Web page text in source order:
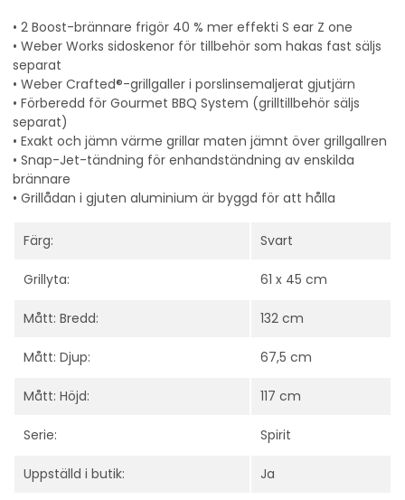
• 2 Boost-brännare frigör 40 % mer effekti S ear Z one
• Weber Works sidoskenor för tillbehör som hakas fast säljs
separat
• Weber Crafted®-grillgaller i porslinsemaljerat gjutjärn
• Förberedd för Gourmet BBQ System (grilltillbehör säljs
separat)
• Exakt och jämn värme grillar maten jämnt över grillgallren
• Snap-Jet-tändning för enhandständning av enskilda
brännare
• Grillådan i gjuten aluminium är byggd för att hålla
Färg: Svart
Grillyta: 61 x 45 cm
Mått: Bredd: 132 cm
Mått: Djup: 67,5 cm
Mått: Höjd: 117 cm
Serie: Spirit
Uppställd i butik: Ja